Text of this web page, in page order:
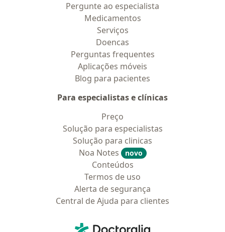
Pergunte ao especialista
Medicamentos
Serviços
Doencas
Perguntas frequentes
Aplicações móveis
Blog para pacientes
Para especialistas e clínicas
Preço
Solução para especialistas
Solução para clinicas
Noa Notes
novo
Conteúdos
Termos de uso
Alerta de segurança
Central de Ajuda para clientes
Doctoralia - Homepage